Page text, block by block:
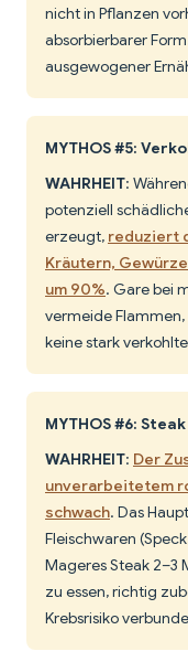
nicht in Pflanzen
absorbierbarer
ausgewogener
MYTHOS #5:
WAHRHEIT:
potenziell
erzeugt, reduziert
Kräutern,
um 90%. Gare bei
vermeide Flammen,
keine stark
MYTHOS #6:
WAHRHEIT: Der
unverarbeitetem
schwach. Das
Fleischwaren
Mageres Steak 2–3
zu essen, richtig
Krebsrisiko